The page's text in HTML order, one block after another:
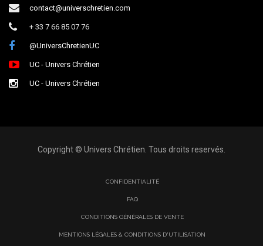
contact@universchretien.com
+ 33 7 66 85 07 76
@UniversChretienUC
UC - Univers Chrétien
UC - Univers Chrétien
Copyright © Univers Chrétien. Tous droits reservés.
CONFIDENTIALITÉ
FAQ
CONDITIONS GÉNÉRALES DE VENTE
MENTIONS LÉGALES & CONDITIONS D'UTILISATION